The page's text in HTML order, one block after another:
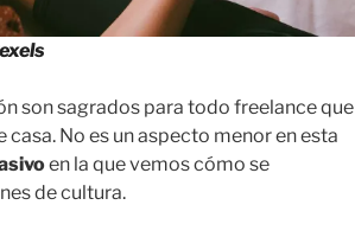
son sagrados para todo freelance que
No es un aspecto menor en esta
en la que vemos cómo se
de cultura.